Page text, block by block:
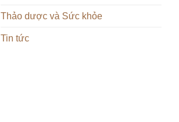
Thảo dược và Sức khỏe
Tin tức